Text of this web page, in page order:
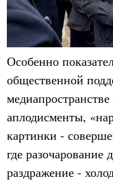
Особенно
общественной
аплодисменты,
картинки -
где разочарование
раздражение -